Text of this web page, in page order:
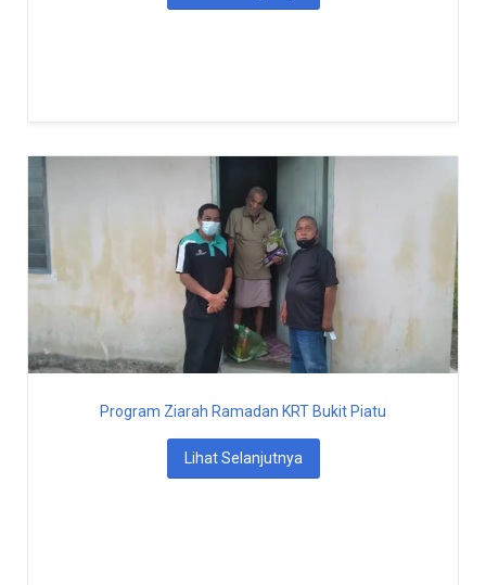
Program Ziarah Ramadan KRT Bukit Piatu
Lihat Selanjutnya